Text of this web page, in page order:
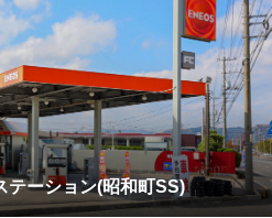
テーション(昭和町SS)